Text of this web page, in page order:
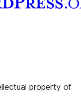
property of